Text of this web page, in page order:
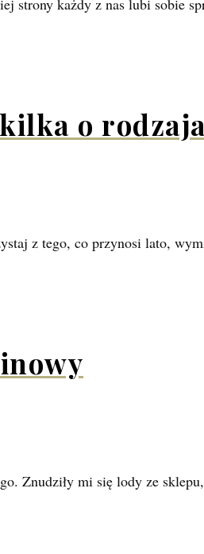
strony każdy z nas lubi sobie
o
z tego, co przynosi lato,
Znudziły mi się lody ze